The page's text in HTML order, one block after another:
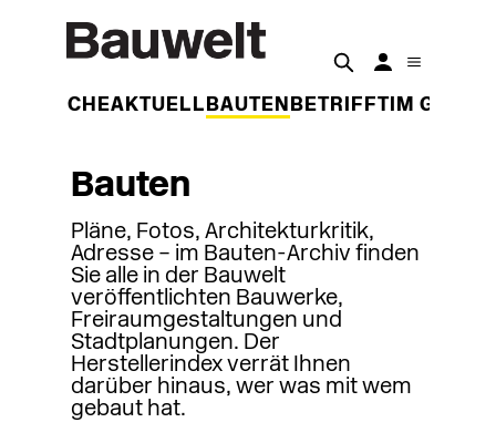
WOCHEAKTUELL BAUTEN BETRIFFT IM
Bauten
Pläne, Fotos, Architekturkritik,
Adresse – im Bauten-Archiv finden
Sie alle in der Bauwelt
veröffentlichten Bauwerke,
Freiraumgestaltungen und
Stadtplanungen. Der
Herstellerindex verrät Ihnen
darüber hinaus, wer was mit wem
gebaut hat.